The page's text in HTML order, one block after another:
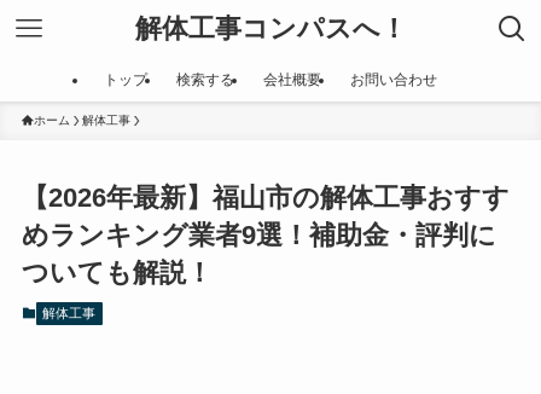
解体工事コンパスへ！
トップ 検索する 会社概要 お問い合わせ
ホーム 解体工事
【2026年最新】福山市の解体工事おすす
めランキング業者9選！補助金・評判に
ついても解説！
解体工事